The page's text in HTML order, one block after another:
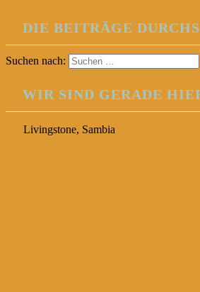
DIE BEITRÄGE
Suchen nach:
WIR SIND GERADE
Livingstone, Sambia